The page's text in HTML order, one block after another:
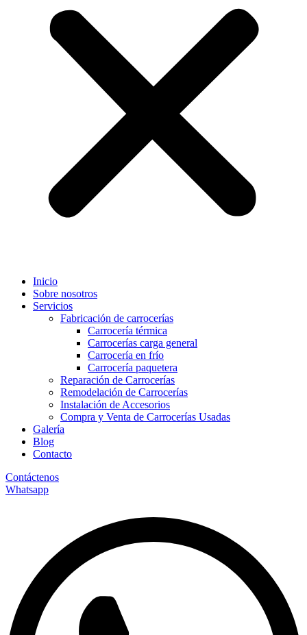
Inicio
Sobre nosotros
Servicios
Fabricación de carrocerías
Carrocería térmica
Carrocerías carga general
Carrocería en frío
Carrocería paquetera
Reparación de Carrocerías
Remodelación de Carrocerías
Instalación de Accesorios
Compra y Venta de Carrocerías Usadas
Galería
Blog
Contacto
Contáctenos
Whatsapp